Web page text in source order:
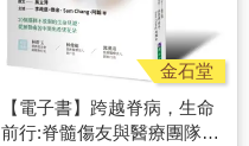
金石堂
【電子書】跨越脊病，生命
前行:脊髓傷友與醫療團隊攜